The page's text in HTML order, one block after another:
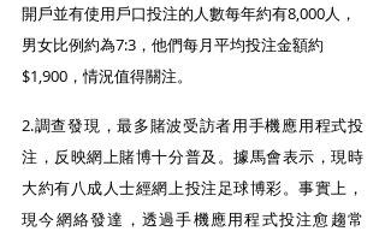
開戶並有使用戶口投注的人數每年約有8,000人，
男女比例約為7:3，他們每月平均投注金額約
$1,900，情況值得關注。
2.調查發現，最多賭波受訪者用手機應用程式投
注，反映網上賭博十分普及。據馬會表示，現時
大約有八成人士經網上投注足球博彩。事實上，
現今網絡發達，透過手機應用程式投注愈趨常